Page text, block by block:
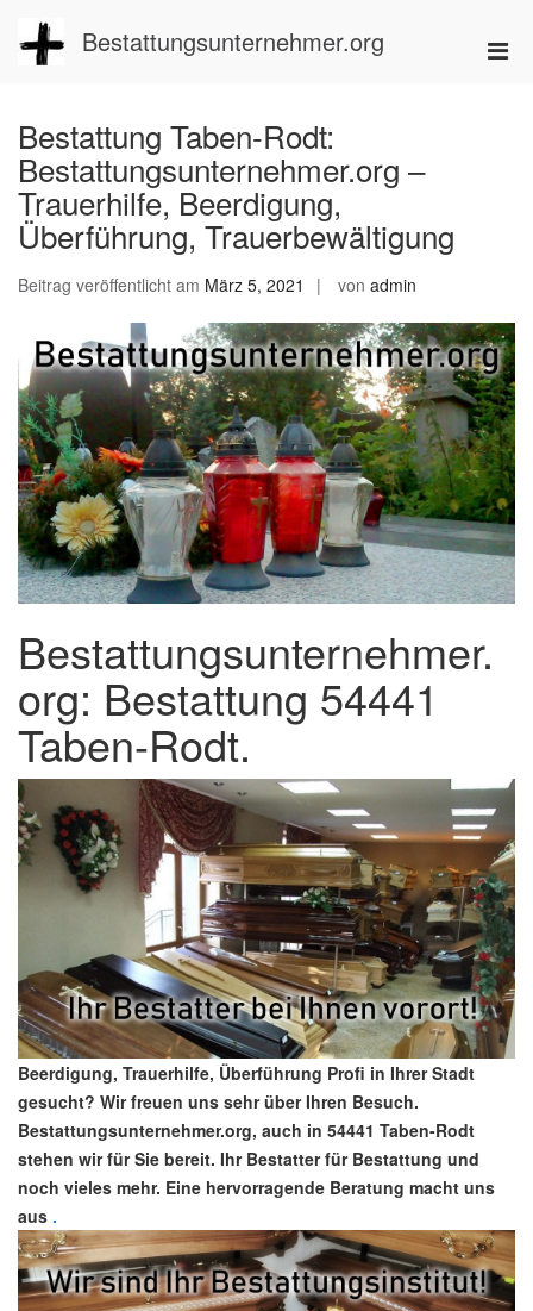
Inhalt
springen
Bestattungsunternehmer.org
Bestattung Taben-Rodt:
Bestattungsunternehmer.org –
Trauerhilfe, Beerdigung,
Überführung, Trauerbewältigung
Beitrag veröffentlicht am März 5, 2021 von admin
Bestattungsunternehmer.
org: Bestattung 54441
Taben-Rodt.
Beerdigung, Trauerhilfe, Überführung Profi in Ihrer Stadt
gesucht? Wir freuen uns sehr über Ihren Besuch.
Bestattungsunternehmer.org, auch in 54441 Taben-Rodt
stehen wir für Sie bereit. Ihr Bestatter für Bestattung und
noch vieles mehr. Eine hervorragende Beratung macht uns
aus .